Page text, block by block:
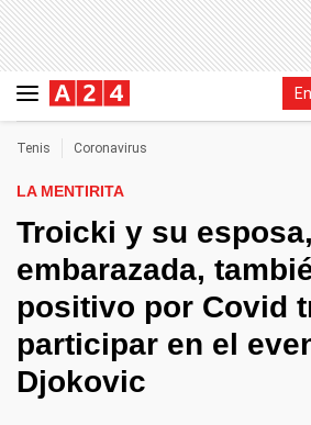
Tenis Coronavirus
LA MENTIRITA
Troicki y su
embarazada,
positivo por Covid
participar en el
Djokovic